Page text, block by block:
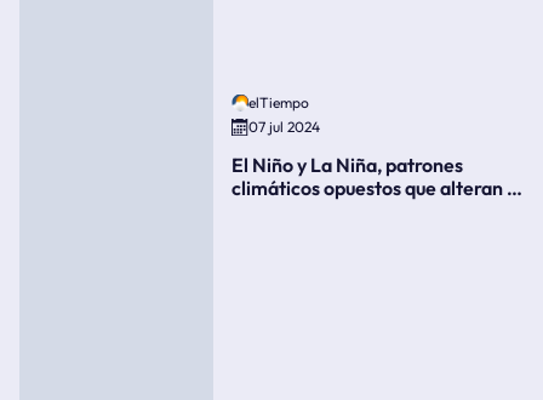
elTiempo
07 jul 2024
El Niño y La Niña, patrones
climáticos opuestos que alteran la